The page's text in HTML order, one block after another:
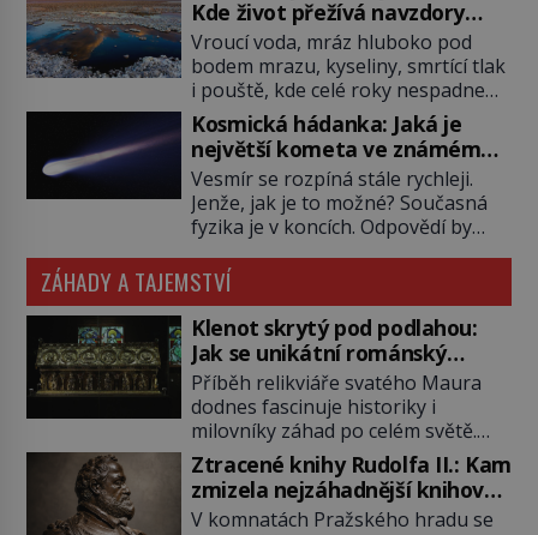
stranu zvládnou jen představitelné
věci. Na malé kousky Název:
Columbia První […]
texty a inspiroval řadu pověstí.
Tato skromná, ale užitečná
rostlina provází člověka už tisíce
let. Většina lidí vnímá rákos jen jako
obyčejnou kulisu letního koupání.
Stačí se však podívat […]
Kde život přežívá navzdory
všemu
Vroucí voda, mráz hluboko pod
bodem mrazu, kyseliny, smrtící tlak
i pouště, kde celé roky nespadne
jediná kapka deště. Na první
pohled místa, kde nemůže
existovat vůbec nic. Přesto právě
tady vědci objevují organismy,
které posouvají hranice života.
Každý nový nález mění naše
představy o tom, co všechno
dokáže příroda a napovídá, kde
bychom jednou […]
Kosmická hádanka: Jaká je
největší kometa ve známém
vesmíru?
Vesmír se rozpíná stále rychleji.
Jenže, jak je to možné? Současná
fyzika je v koncích. Odpovědí by
energie. Právě na tu se zaměří
pozornost dvojice zkušených
astronomů. Namísto ní ale objeví
něco mnohem hmatatelnějšího.
Naprosto rekordní kometu!
Astronomové Pedro Bernardinelli a
Gary Bernstein mravenčí prací
zkoumají archivní snímky v rámci
Průzkumu temné energie […]
ZÁHADY A TAJEMSTVÍ
Klenot skrytý pod podlahou:
Jak se unikátní románský
poklad dostal do zapadlého
Bečova?
Příběh relikviáře svatého Maura
dodnes fascinuje historiky i
milovníky záhad po celém světě.
Tato románská zlatnická památka
ze 13. století je po českých
korunovačních klenotech druhým
nejcennějším movitým majetkem v
Ztracené knihy Rudolfa II.: Kam
zmizela nejzáhadnější knihovna
Evropy?
V komnatách Pražského hradu se